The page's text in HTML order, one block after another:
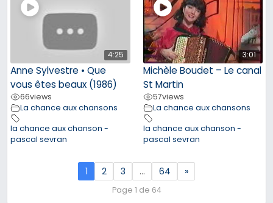
4:25
Anne Sylvestre • Que
vous êtes beaux (1986)
66views
La chance aux chansons
la chance aux chanson -
pascal sevran
3:01
Michèle Boudet – Le canal
St Martin
57views
La chance aux chansons
la chance aux chanson -
pascal sevran
1 2 3 … 64 »
Page 1 de 64